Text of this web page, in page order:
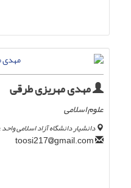
مهدی مهریزی طرقی
علوم اسلامی
دانشیار دانشگاه آزاد اسلامی
gmail.com